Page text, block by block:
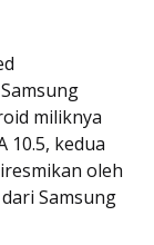
miliknya
10.5, kedua
oleh
Samsung